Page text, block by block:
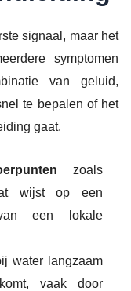
signaal, maar het
symptomen
van geluid,
te bepalen of het
gaat.
zoals
wijst op een
een lokale
water langzaam
vaak door